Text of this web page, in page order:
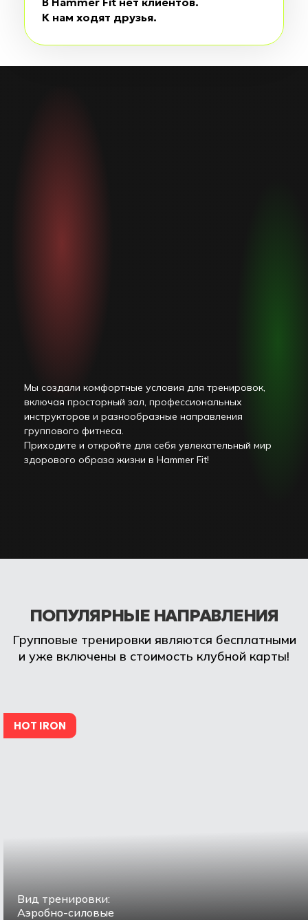
К нам ходят друзья.
Мы создали комфортные условия для тренировок,
включая просторный зал, профессиональных
инструкторов и разнообразные направления
группового фитнеса.
Приходите и откройте для себя увлекательный мир
здорового образа жизни в Hammer Fit!
ПОПУЛЯРНЫЕ НАПРАВЛЕНИЯ
Групповые тренировки являются бесплатными
и уже включены в стоимость клубной карты!
HOT IRON
Вид тренировки:
Аэробно-силовые